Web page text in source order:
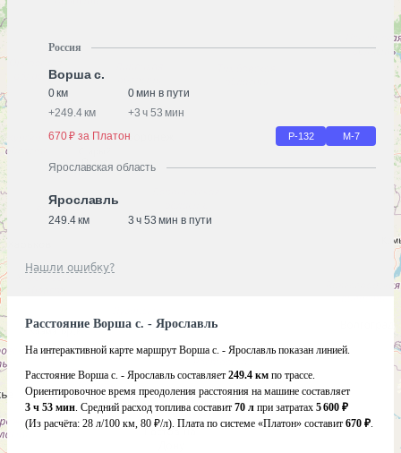
Россия
Ворша с.
0 км
0 мин в пути
+249.4 км +3 ч 53 мин
670 ₽ за Платон
Р-132 М-7
Ярославская область
Ярославль
249.4 км 3 ч 53 мин в пути
Нашли ошибку?
Расстояние Ворша с. - Ярославль
На интерактивной карте маршрут Ворша с. - Ярославль показан линией.
Расстояние Ворша с. - Ярославль составляет 249.4 км по трассе.
Ориентировочное время преодоления расстояния на машине составляет
3 ч 53 мин. Средний расход топлива составит 70 л при затратах 5 600 ₽
(Из расчёта: 28 л/100 км, 80 ₽/л). Плата по системе «Платон» составит 670 ₽.